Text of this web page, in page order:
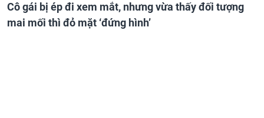
Cô gái bị ép đi xem mắt, nhưng vừa thấy đối tượng
mai mối thì đỏ mặt ‘đứng hình’